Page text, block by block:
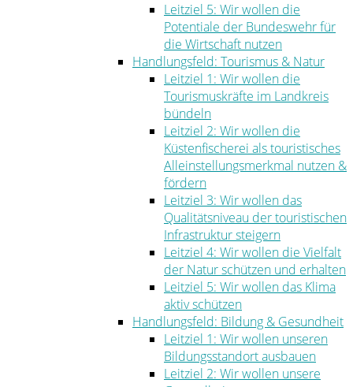
Leitziel 5: Wir wollen die
Potentiale der Bundeswehr für
die Wirtschaft nutzen
Handlungsfeld: Tourismus & Natur
Leitziel 1: Wir wollen die
Tourismuskräfte im Landkreis
bündeln
Leitziel 2: Wir wollen die
Küstenfischerei als touristisches
Alleinstellungsmerkmal nutzen &
fördern
Leitziel 3: Wir wollen das
Qualitätsniveau der touristischen
Infrastruktur steigern
Leitziel 4: Wir wollen die Vielfalt
der Natur schützen und erhalten
Leitziel 5: Wir wollen das Klima
aktiv schützen
Handlungsfeld: Bildung & Gesundheit
Leitziel 1: Wir wollen unseren
Bildungsstandort ausbauen
Leitziel 2: Wir wollen unsere